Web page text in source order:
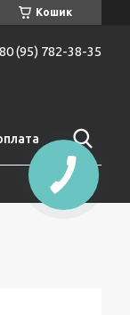
Кошик
(95) 782-38-35